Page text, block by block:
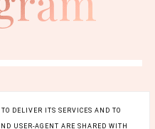
DELIVER ITS SERVICES AND TO
USER-AGENT ARE SHARED WITH